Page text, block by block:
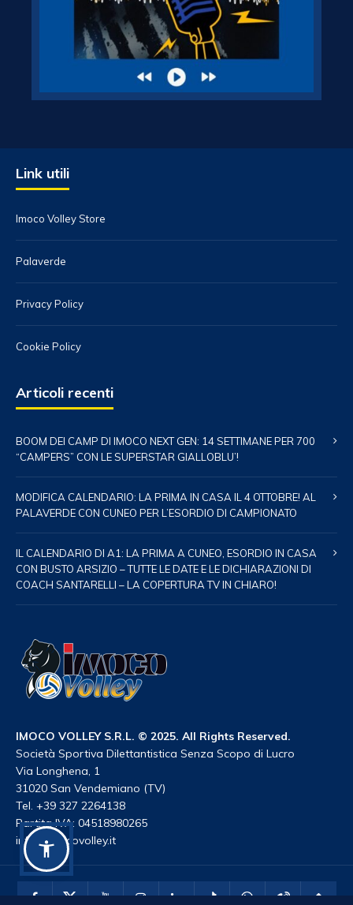
Link utili
Imoco Volley Store
Palaverde
Privacy Policy
Cookie Policy
Articoli recenti
BOOM DEI CAMP DI IMOCO NEXT GEN: 14 SETTIMANE PER 700
“CAMPERS” CON LE SUPERSTAR GIALLOBLU’!
MODIFICA CALENDARIO: LA PRIMA IN CASA IL 4 OTTOBRE! AL
PALAVERDE CON CUNEO PER L’ESORDIO DI CAMPIONATO
IL CALENDARIO DI A1: LA PRIMA A CUNEO, ESORDIO IN CASA
CON BUSTO ARSIZIO – TUTTE LE DATE E LE DICHIARAZIONI DI
COACH SANTARELLI – LA COPERTURA TV IN CHIARO!
IMOCO VOLLEY S.R.L. © 2025. All Rights Reserved.
Società Sportiva Dilettantistica Senza Scopo di Lucro
Via Longhena, 1
31020 San Vendemiano (TV)
Tel. +39 327 2264138
Partita IVA: 04518980265
info@imocovolley.it